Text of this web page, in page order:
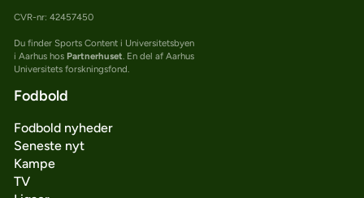
CVR-nr: 42457450
Du finder Sports Content i Universitetsbyen
i Aarhus hos Partnerhuset . En del af Aarhus
Universitets forskningsfond.
Fodbold
Fodbold nyheder
Seneste nyt
Kampe
TV